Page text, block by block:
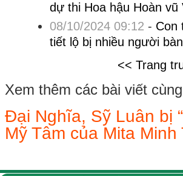
dự thi Hoa hậu Hoàn vũ
08/10/2024 09:12 - Con
tiết lộ bị nhiều người
<< Trang
Xem thêm các bài viết
Đại Nghĩa, Sỹ Luân bị
Mỹ Tâm của Mita Minh